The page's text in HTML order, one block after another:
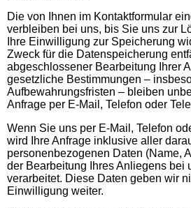
Die von Ihnen im Kontaktformular
verbleiben bei uns, bis Sie uns zur
Ihre Einwilligung zur Speicherung
Zweck für die Datenspeicherung
abgeschlossener Bearbeitung Ihrer
gesetzliche Bestimmungen –
Aufbewahrungsfristen – bleiben
Anfrage per E-Mail, Telefon oder
Wenn Sie uns per E-Mail, Telefon
wird Ihre Anfrage inklusive aller
personenbezogenen Daten (Name,
der Bearbeitung Ihres Anliegens bei
verarbeitet. Diese Daten geben wir
Einwilligung weiter.